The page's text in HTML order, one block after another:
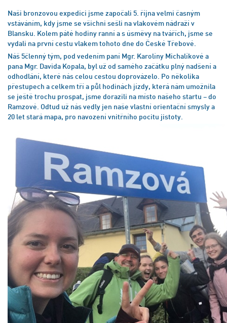
Naši bronzovou expedici jsme započali 5. října velmi časným
vstáváním, kdy jsme se všichni sešli na vlakovém nádraží v
Blansku. Kolem páté hodiny ranní a s úsměvy na tvářích, jsme se
vydali na první cestu vlakem tohoto dne do České Třebové.
Náš 5členný tým, pod vedením paní Mgr. Karolíny Michalíkové a
pana Mgr. Davida Kopala, byl už od samého začátku plný nadšení a
odhodlání, které nás celou cestou doprovázelo. Po několika
přestupech a celkem tří a půl hodinách jízdy, která nám umožnila
se ještě trochu prospat, jsme dorazili na místo našeho startu – do
Ramzové. Odtud už nás vedly jen naše vlastní orientační smysly a
20 let stará mapa, pro navození vnitřního pocitu jistoty.